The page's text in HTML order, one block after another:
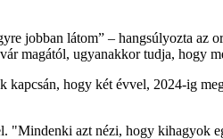
jobban látom
– hangsúlyozta az
magától, ugyanakkor tudja, hogy
kapcsán, hogy két évvel, 2024-ig
azt nézi, hogy kihagyok